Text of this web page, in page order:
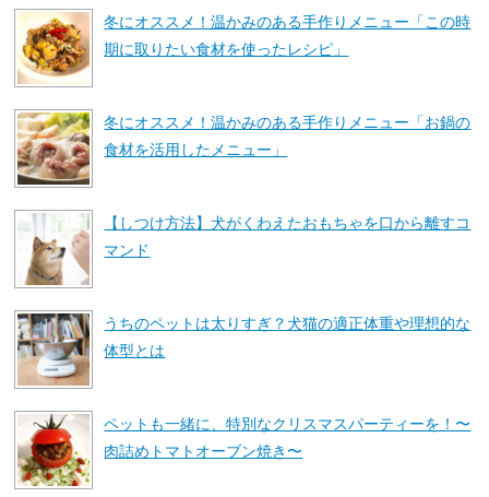
冬にオススメ！温かみのある手作りメニュー「この時
期に取りたい食材を使ったレシピ」
冬にオススメ！温かみのある手作りメニュー「お鍋の
食材を活用したメニュー」
【しつけ方法】犬がくわえたおもちゃを口から離すコ
マンド
うちのペットは太りすぎ？犬猫の適正体重や理想的な
体型とは
ペットも一緒に、特別なクリスマスパーティーを！〜
肉詰めトマトオーブン焼き〜